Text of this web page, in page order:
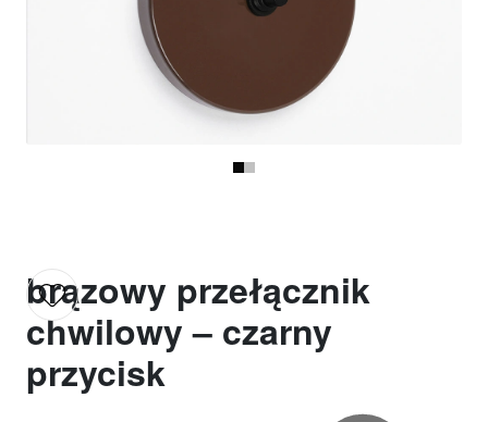
brązowy przełącznik
chwilowy – czarny
przycisk